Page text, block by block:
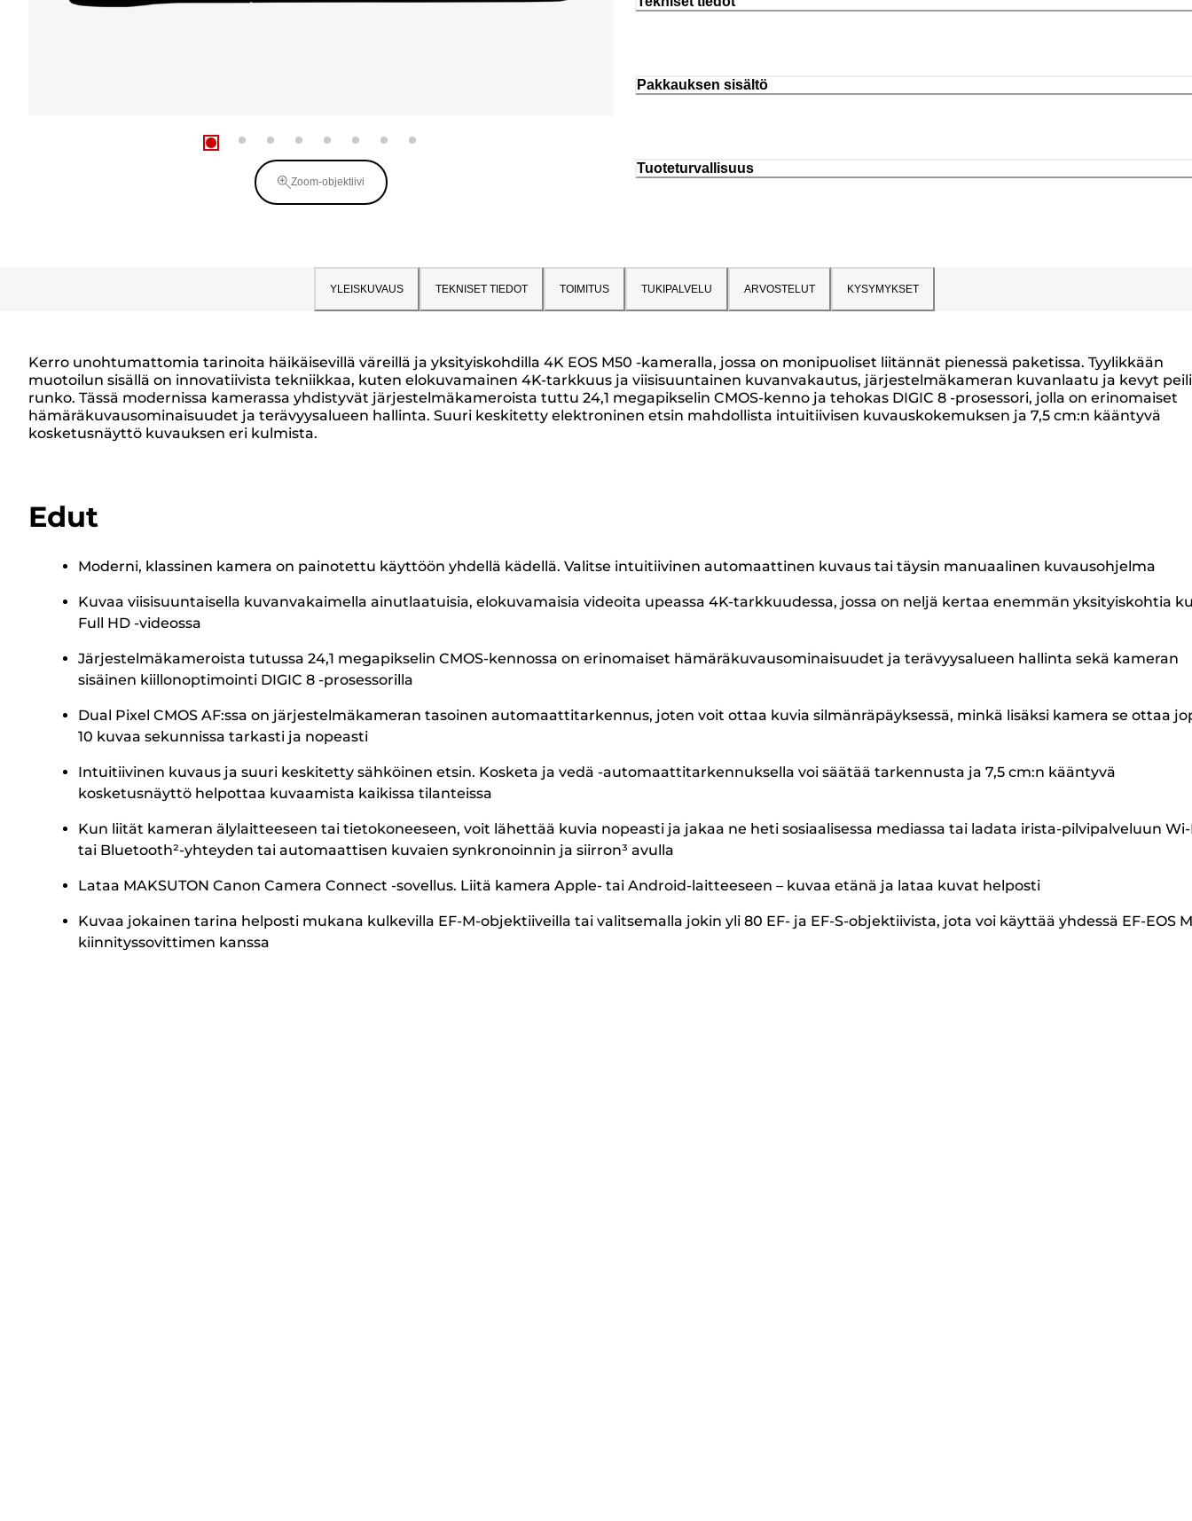
Zoom-objektiivi
Pakkauksen sisältö
Tuoteturvallisuus
YLEISKUVAUS TEKNISET TIEDOT TOIMITUS TUKIPALVELU ARVOSTELUT KYSYMYKSET
Kerro unohtumattomia tarinoita häikäisevillä väreillä ja yksityiskohdilla 4K EOS M50 -kameralla, jossa on monipuoliset liitännät pienessä paketissa. Tyylikkään
muotoilun sisällä on innovatiivista tekniikkaa, kuten elokuvamainen 4K-tarkkuus ja viisisuuntainen kuvanvakautus, järjestelmäkameran kuvanlaatu ja kevyt
runko. Tässä modernissa kamerassa yhdistyvät järjestelmäkameroista tuttu 24,1 megapikselin CMOS-kenno ja tehokas DIGIC 8 -prosessori, jolla on erinomaiset
hämäräkuvausominaisuudet ja terävyysalueen hallinta. Suuri keskitetty elektroninen etsin mahdollista intuitiivisen kuvauskokemuksen ja 7,5 cm:n kääntyvä
kosketusnäyttö kuvauksen eri kulmista.
Edut
Moderni, klassinen kamera on painotettu käyttöön yhdellä kädellä. Valitse intuitiivinen automaattinen kuvaus tai täysin manuaalinen kuvausohjelma
Kuvaa viisisuuntaisella kuvanvakaimella ainutlaatuisia, elokuvamaisia videoita upeassa 4K-tarkkuudessa, jossa on neljä kertaa enemmän yksityiskohtia
Full HD -videossa
Järjestelmäkameroista tutussa 24,1 megapikselin CMOS-kennossa on erinomaiset hämäräkuvausominaisuudet ja terävyysalueen hallinta sekä kameran
sisäinen kiillonoptimointi DIGIC 8 -prosessorilla
Dual Pixel CMOS AF:ssa on järjestelmäkameran tasoinen automaattitarkennus, joten voit ottaa kuvia silmänräpäyksessä, minkä lisäksi kamera se ottaa
10 kuvaa sekunnissa tarkasti ja nopeasti
Intuitiivinen kuvaus ja suuri keskitetty sähköinen etsin. Kosketa ja vedä -automaattitarkennuksella voi säätää tarkennusta ja 7,5 cm:n kääntyvä
kosketusnäyttö helpottaa kuvaamista kaikissa tilanteissa
Kun liität kameran älylaitteeseen tai tietokoneeseen, voit lähettää kuvia nopeasti ja jakaa ne heti sosiaalisessa mediassa tai ladata irista-pilvipalveluun Wi-
tai Bluetooth²-yhteyden tai automaattisen kuvaien synkronoinnin ja siirron³ avulla
Lataa MAKSUTON Canon Camera Connect -sovellus. Liitä kamera Apple- tai Android-laitteeseen – kuvaa etänä ja lataa kuvat helposti
Kuvaa jokainen tarina helposti mukana kulkevilla EF-M-objektiiveilla tai valitsemalla jokin yli 80 EF- ja EF-S-objektiivista, jota voi käyttää yhdessä EF-EOS
kiinnityssovittimen kanssa